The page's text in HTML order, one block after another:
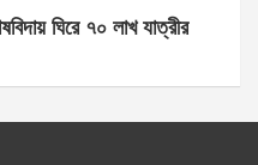
ঘিরে ৭০ লাখ যাত্রীর